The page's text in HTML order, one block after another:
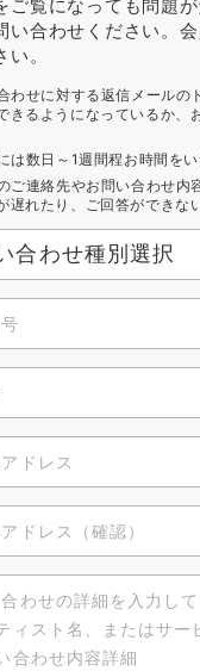
ご覧になっても問題
い合わせください。
。
わせに対する返信メール
きるようになっているか、
は数日～1週間程お時間を
ご連絡先やお問い合わせ内
遅れたり、ご回答ができな